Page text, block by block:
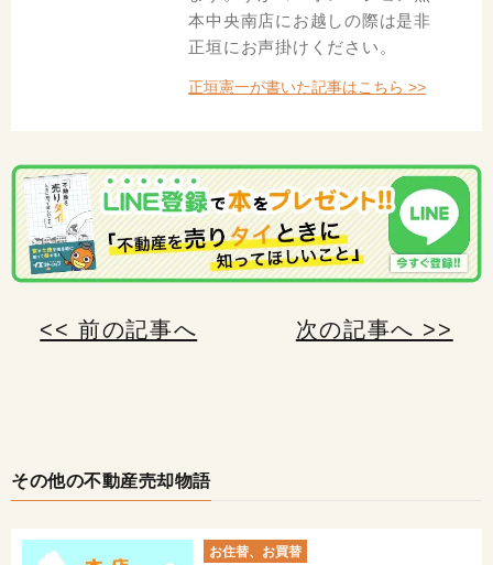
本中央南店にお越しの際は是非
正垣にお声掛けください。
正垣憲一が書いた記事はこちら >>
<< 前の記事へ 次の記事へ >>
その他の不動産売却物語
お住替、お買替